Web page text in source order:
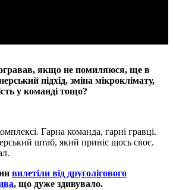
якщо не помиляюся, ще в
підхід, зміна мікроклімату,
у команді тощо?
Гарна команда, гарні гравці.
штаб, який приніс щось своє.
вилетіли від друголігового
, що дуже здивувало.